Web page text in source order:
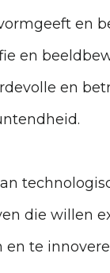
en
en
en
die willen
te